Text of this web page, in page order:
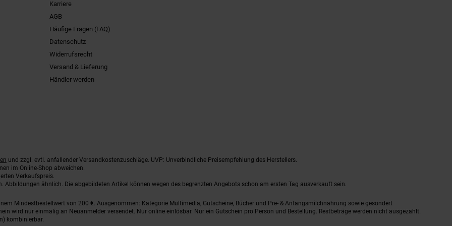
Karriere
AGB
Häufige Fragen (FAQ)
Datenschutz
Widerrufsrecht
Versand & Lieferung
Händler werden
und zzgl. evtl. anfallender Versandkostenzuschläge. UVP: Unverbindliche Preisempfehlung des Herstellers.
im Online-Shop abweichen.
Verkaufspreis.
ähnlich. Die abgebildeten Artikel können wegen des begrenzten Angebots schon am ersten Tag ausverkauft sein.
Mindestbestellwert von 200 €. Ausgenommen: Kategorie Multimedia, Gutscheine, Bücher und Pre- & Anfangsmilchnahrung sowie gesondert
wird nur einmalig an Neuanmelder versendet. Nur online einlösbar. Nur ein Gutschein pro Person und Bestellung. Restbeträge werden nicht ausgezahlt.
kombinierbar.